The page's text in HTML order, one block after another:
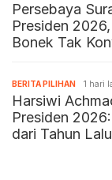
Persebaya
Presiden
Bonek Tak
BERITA PILIHAN 1 hari
Harsiwi
Presiden
dari Tahun Lalu